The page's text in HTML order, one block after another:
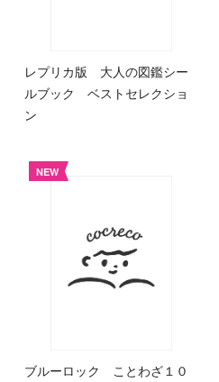
レプリカ版 大人の図鑑シー
ルブック ベストセレクショ
ン
NEW
ブルーロック ことわざ１０